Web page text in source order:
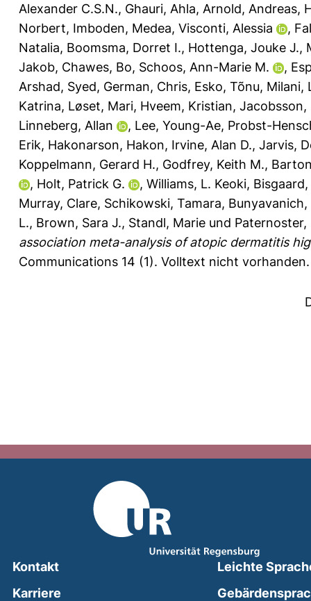
Alexander C.S.N., Ghauri, Ahla, Arnold, Andreas,
Norbert, Imboden, Medea, Visconti, Alessia ,
Natalia, Boomsma, Dorret I., Hottenga, Jouke J.,
Jakob, Chawes, Bo, Schoos, Ann-Marie M. ,
Arshad, Syed, German, Chris, Esko, Tõnu, Milani,
Katrina, Løset, Mari, Hveem, Kristian, Jacobsson,
Linneberg, Allan
, Lee, Young-Ae, Probst-
Erik, Hakonarson, Hakon, Irvine, Alan D., Jarvis,
Koppelmann, Gerard H., Godfrey, Keith M.,
, Holt, Patrick G. , Williams, L. Keoki,
Murray, Clare, Schikowski, Tamara, Bunyavanich,
L., Brown, Sara J., Standl, Marie und Paternoster,
association meta-analysis of atopic dermatitis
Communications 14 (1). Volltext nicht vorhanden.
Kontakt
Karriere
Leichte